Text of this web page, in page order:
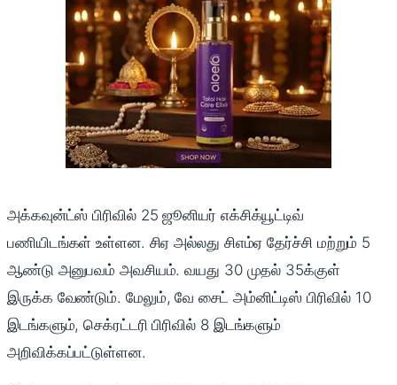
அக்கவுன்ட்ஸ் பிரிவில் 25 ஜூனியர் எக்சிக்யூட்டிவ்
பணியிடங்கள் உள்ளன. சிஏ அல்லது சிஎம்ஏ தேர்ச்சி மற்றும் 5
ஆண்டு அனுபவம் அவசியம். வயது 30 முதல் 35க்குள்
இருக்க வேண்டும். மேலும், வே சைட் அம்னிட்டிஸ் பிரிவில் 10
இடங்களும், செக்ரட்டரி பிரிவில் 8 இடங்களும்
அறிவிக்கப்பட்டுள்ளன.